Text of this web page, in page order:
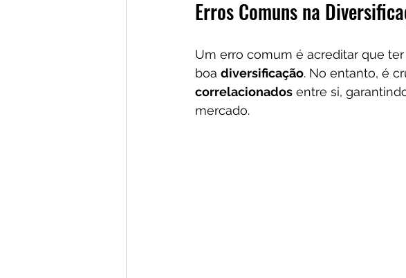
Erros Comuns na
Um erro comum é acreditar que
boa diversificação. No entanto, é
correlacionados entre si,
mercado.